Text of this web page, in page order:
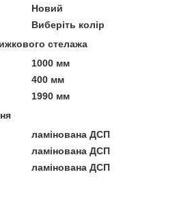
Новий
Виберіть колір
стелажа
1000 мм
400 мм
1990 мм
ламінована ДСП
ламінована ДСП
ламінована ДСП